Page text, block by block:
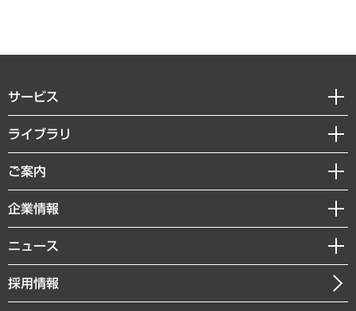
サービス
経営戦略
組織・人事戦略
デジタルイノベーション
共生・ダイバーシティ
GRC（ガバナンス・リスク・コンプライアンス）・防災（政策）
経済・産業・雇用・労働
ライブラリ
経済調査
レポート
コラム
経営用語集
受託・受注実績（官公庁関連）
ご案内
セミナー・イベント情報
MUFGビジネスセミナー
受託案件情報
企業情報
私たちの想い
社長メッセージ
会社概要
ニュース
ニュースリリース
お知らせ
採用情報